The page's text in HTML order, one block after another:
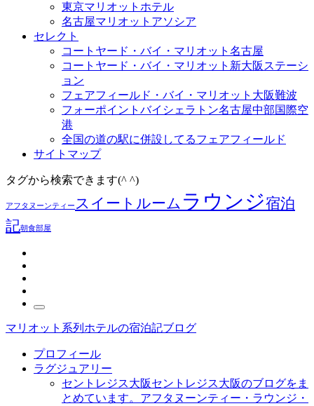
東京マリオットホテル
名古屋マリオットアソシア
セレクト
コートヤード・バイ・マリオット名古屋
コートヤード・バイ・マリオット新大阪ステーシ
ョン
フェアフィールド・バイ・マリオット大阪難波
フォーポイントバイシェラトン名古屋中部国際空
港
全国の道の駅に併設してるフェアフィールド
サイトマップ
タグから検索できます(^ ^)
アフタヌーンティースイートルーム ラウンジ宿泊
記朝食部屋
マリオット系列ホテルの宿泊記ブログ
プロフィール
ラグジュアリー
セントレジス大阪セントレジス大阪のブログをま
とめています。アフタヌーンティー・ラウンジ・